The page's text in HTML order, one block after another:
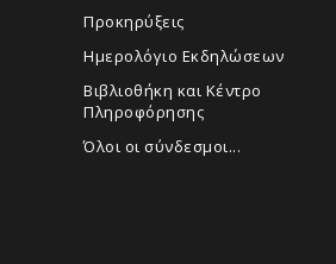
Προκηρύξεις
Ημερολόγιο Εκδηλώσεων
Βιβλιοθήκη και Κέντρο
Πληροφόρησης
Όλοι οι σύνδεσμοι...